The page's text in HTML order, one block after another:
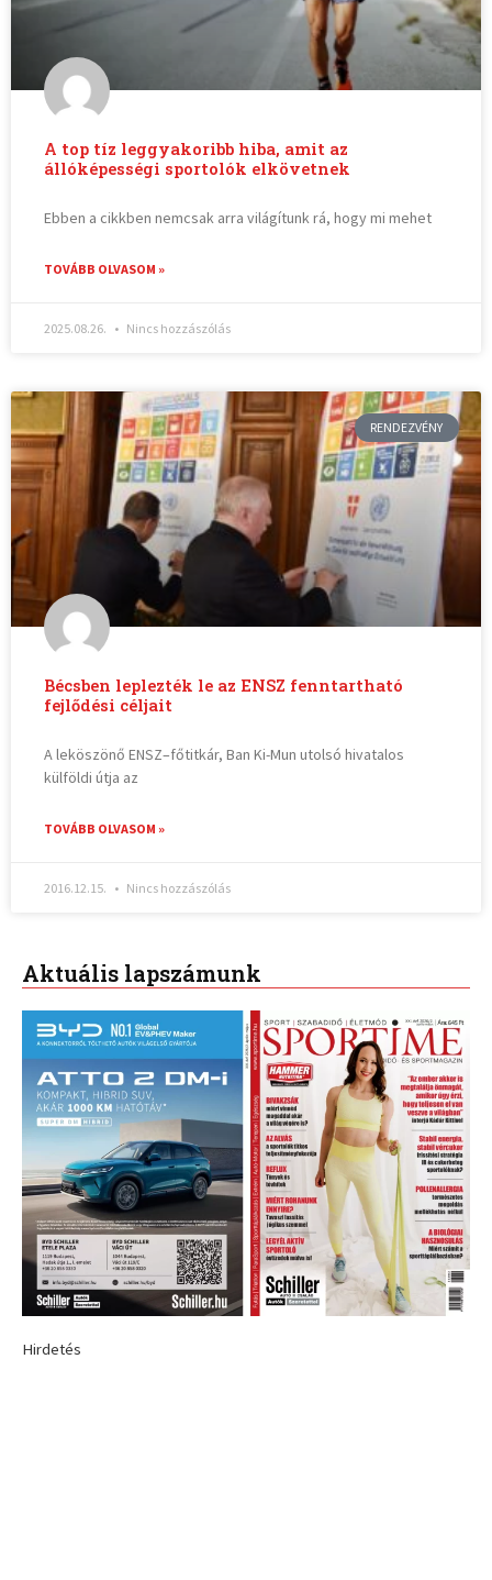
A top tíz leggyakoribb hiba, amit az
állóképességi sportolók elkövetnek
Ebben a cikkben nemcsak arra világítunk rá, hogy mi mehet
TOVÁBB OLVASOM »
2025.08.26. Nincs hozzászólás
RENDEZVÉNY
Bécsben leplezték le az ENSZ fenntartható
fejlődési céljait
A leköszönő ENSZ–főtitkár, Ban Ki-Mun utolsó hivatalos
külföldi útja az
TOVÁBB OLVASOM »
2016.12.15. Nincs hozzászólás
Aktuális lapszámunk
Hirdetés